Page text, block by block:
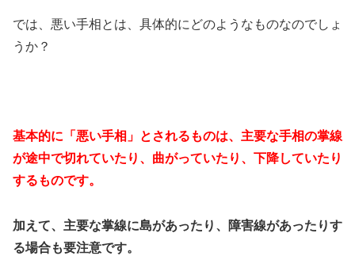
では、悪い手相とは、具体的にどのようなものなのでしょ
うか？
基本的に「悪い手相」とされるものは、主要な手相の掌線
が途中で切れていたり、曲がっていたり、下降していたり
するものです。
加えて、主要な掌線に島があったり、障害線があったりす
る場合も要注意です。